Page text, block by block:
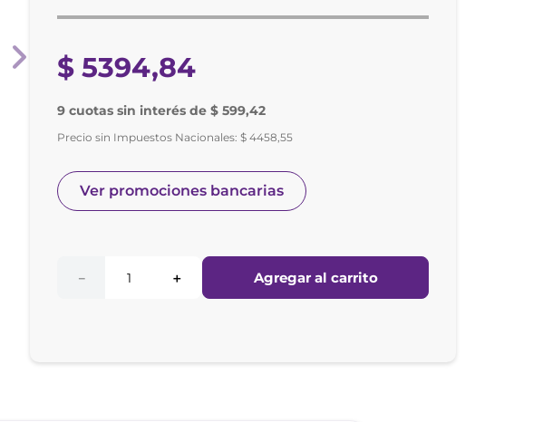
$ 5394,84
9 cuotas sin interés de $ 599,42
Precio sin Impuestos Nacionales:$ 4458,55
Ver promociones bancarias
＋
－ Agregar al carrito